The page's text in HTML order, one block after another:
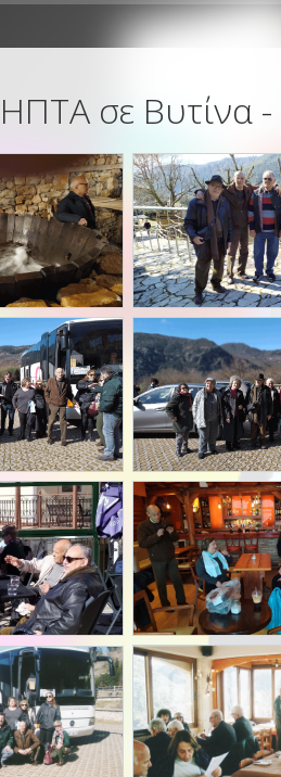
σε Βυτίνα